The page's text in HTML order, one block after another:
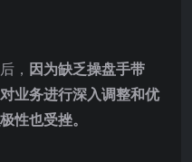
， 因为缺乏操盘手带
业务进行深入调整和优
性也受挫。